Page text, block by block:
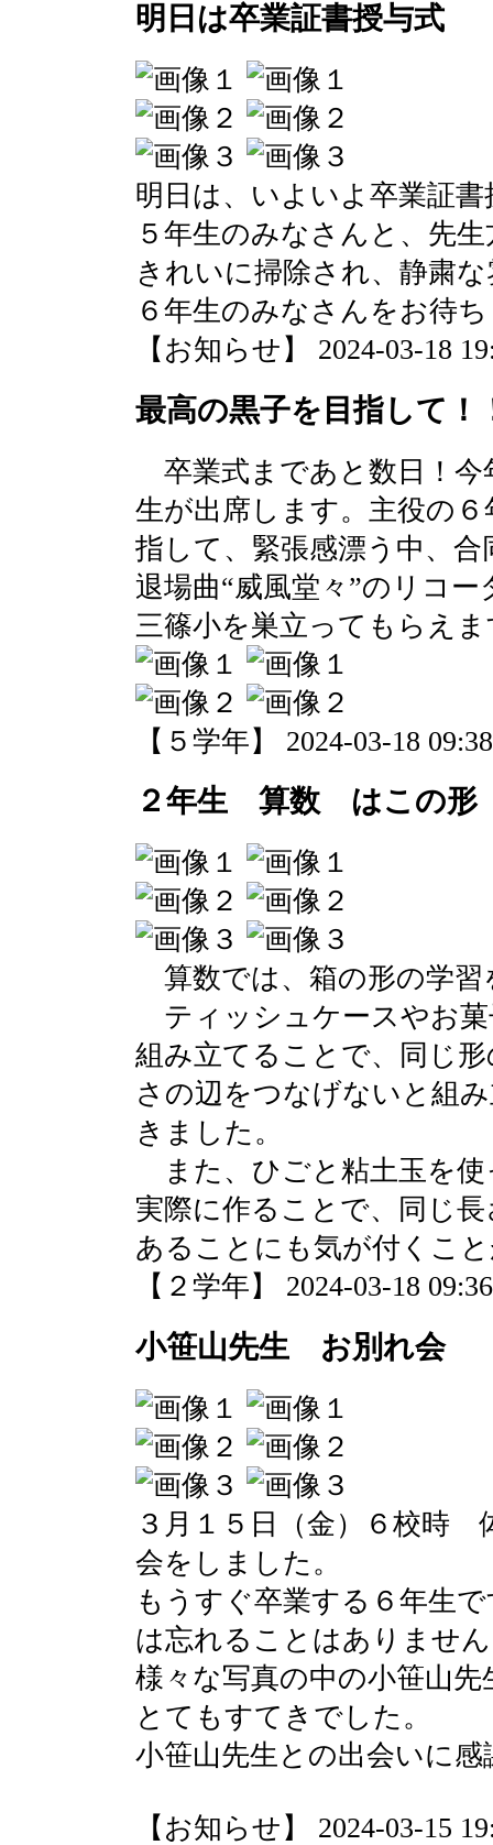
明日は卒業証書授与式
明日は、いよいよ卒業証
５年生のみなさんと、先
きれいに掃除され、静粛
６年生のみなさんをお待
【お知らせ】 2024-03-18
最高の黒子を目指して！
卒業式まであと数日！今
生が出席します。主役の
指して、緊張感漂う中、
退場曲“威風堂々”のリコ
三篠小を巣立ってもらえ
【５学年】 2024-03-18
２年生 算数 はこの形
算数では、箱の形の学習
ティッシュケースやお菓
組み立てることで、同じ
さの辺をつなげないと組
きました。
また、ひごと粘土玉を使
実際に作ることで、同じ
あることにも気が付くこ
【２学年】 2024-03-18
小笹山先生 お別れ会
３月１５日（金）６校時
会をしました。
もうすぐ卒業する６年生
は忘れることはありませ
様々な写真の中の小笹山
とてもすてきでした。
小笹山先生との出会いに
【お知らせ】 2024-03-15